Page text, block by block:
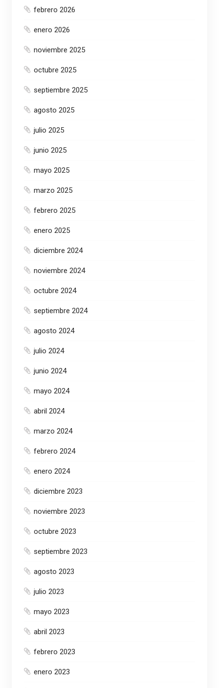
febrero 2026
enero 2026
noviembre 2025
octubre 2025
septiembre 2025
agosto 2025
julio 2025
junio 2025
mayo 2025
marzo 2025
febrero 2025
enero 2025
diciembre 2024
noviembre 2024
octubre 2024
septiembre 2024
agosto 2024
julio 2024
junio 2024
mayo 2024
abril 2024
marzo 2024
febrero 2024
enero 2024
diciembre 2023
noviembre 2023
octubre 2023
septiembre 2023
agosto 2023
julio 2023
mayo 2023
abril 2023
febrero 2023
enero 2023